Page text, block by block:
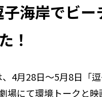
海岸でビ
！
4月28日～5月8日「
場にて環境トークと